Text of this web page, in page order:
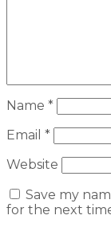
Name *
Email *
Website
Save my
for the next